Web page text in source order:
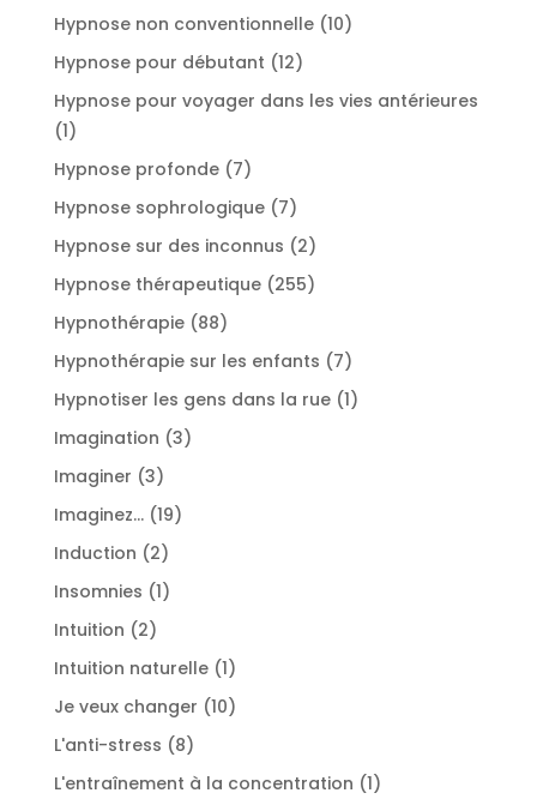
produit
Hypnose non conventionnelle 1010
Hypnose pour débutant 1212
produits
Hypnose pour voyager dans les vies antérieures
11
Hypnose profonde 77
produits
Hypnose sophrologique 77
produits
Hypnose sur des inconnus 22
produits
Hypnose thérapeutique 255255
Hypnothérapie 8888
produits
Hypnothérapie sur les enfants 77
produits
Hypnotiser les gens dans la rue 11
Imagination 33
Imaginer 33
produits
Imaginez... 1919
Induction 22
produits
Insomnies 11
Intuition 22
produits
Intuition naturelle 11
produit
Je veux changer 1010
L'anti-stress 88
produits
L'entraînement à la concentration 11